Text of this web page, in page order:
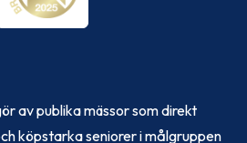
av publika mässor som direkt
köpstarka seniorer i målgruppen